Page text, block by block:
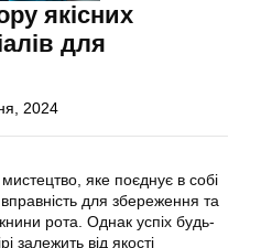
якісних
для
2024
яке поєднує в собі
для збереження та
рота. Однак успіх будь-
залежить від якості